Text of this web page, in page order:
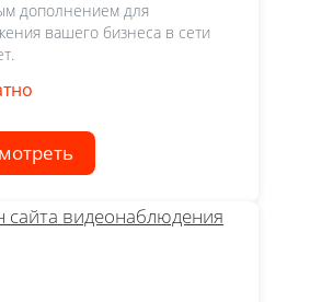
дополнением для
вашего бизнеса в сети